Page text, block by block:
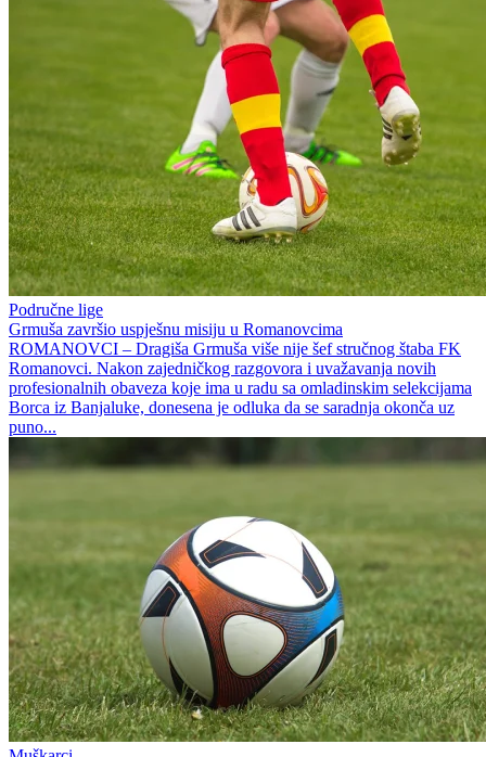
Područne lige
Grmuša završio uspješnu misiju u Romanovcima
ROMANOVCI – Dragiša Grmuša više nije šef stručnog štaba FK
Romanovci. Nakon zajedničkog razgovora i uvažavanja novih
profesionalnih obaveza koje ima u radu sa omladinskim selekcijama
Borca iz Banjaluke, donesena je odluka da se saradnja okonča uz
puno...